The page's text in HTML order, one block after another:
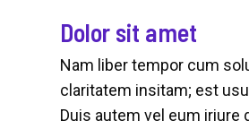
Dolor sit amet
Nam liber tempor cum
claritatem insitam; est
Duis autem vel eum